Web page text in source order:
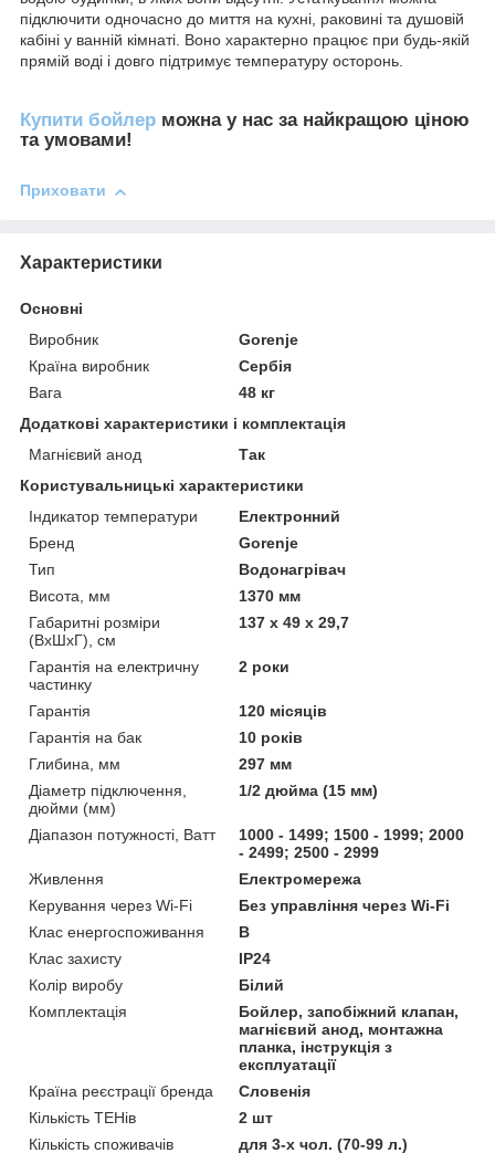
підключити одночасно до миття на кухні, раковині та душовій
кабіні у ванній кімнаті. Воно характерно працює при будь-якій
прямій воді і довго підтримує температуру осторонь.
Купити бойлер можна у нас за найкращою ціною
та умовами!
Приховати
Характеристики
Основні
Виробник
Gorenje
Країна виробник
Сербія
Вага
48 кг
Додаткові характеристики і комплектація
Магнієвий анод
Так
Користувальницькі характеристики
Індикатор температури
Електронний
Бренд
Gorenje
Тип
Водонагрівач
Висота, мм
1370 мм
Габаритні розміри
(ВхШхГ), см
137 х 49 х 29,7
Гарантія на електричну
частинку
2 роки
Гарантія
120 місяців
Гарантія на бак
10 років
Глибина, мм
297 мм
Діаметр підключення,
дюйми (мм)
1/2 дюйма (15 мм)
Діапазон потужності, Ватт
1000 - 1499; 1500 - 1999; 2000
- 2499; 2500 - 2999
Живлення
Електромережа
Керування через Wi-Fi
Без управління через Wi-Fi
Клас енергоспоживання
B
Клас захисту
IP24
Колір виробу
Білий
Комплектація
Бойлер, запобіжний клапан,
магнієвий анод, монтажна
планка, інструкція з
експлуатації
Країна реєстрації бренда
Словенія
Кількість ТЕНів
2 шт
Кількість споживачів
для 3-х чол. (70-99 л.)